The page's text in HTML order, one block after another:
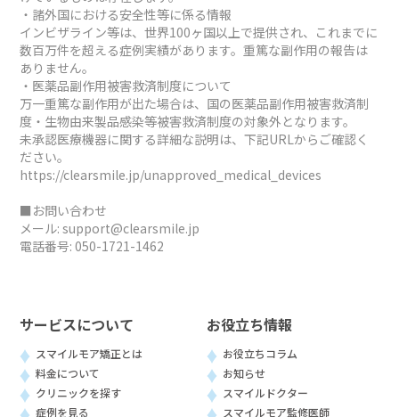
・諸外国における安全性等に係る情報
インビザライン等は、世界100ヶ国以上で提供され、これまでに
数百万件を超える症例実績があります。重篤な副作用の報告は
ありません。
・医薬品副作用被害救済制度について
万一重篤な副作用が出た場合は、国の医薬品副作用被害救済制
度・生物由来製品感染等被害救済制度の対象外となります。
未承認医療機器に関する詳細な説明は、下記URLからご確認く
ださい。
https://clearsmile.jp/unapproved_medical_devices
■お問い合わせ
メール: support@clearsmile.jp
電話番号: 050-1721-1462
サービスについて
スマイルモア矯正とは
料金について
クリニックを探す
症例を見る
お役立ち情報
お役立ちコラム
お知らせ
スマイルドクター
スマイルモア監修医師